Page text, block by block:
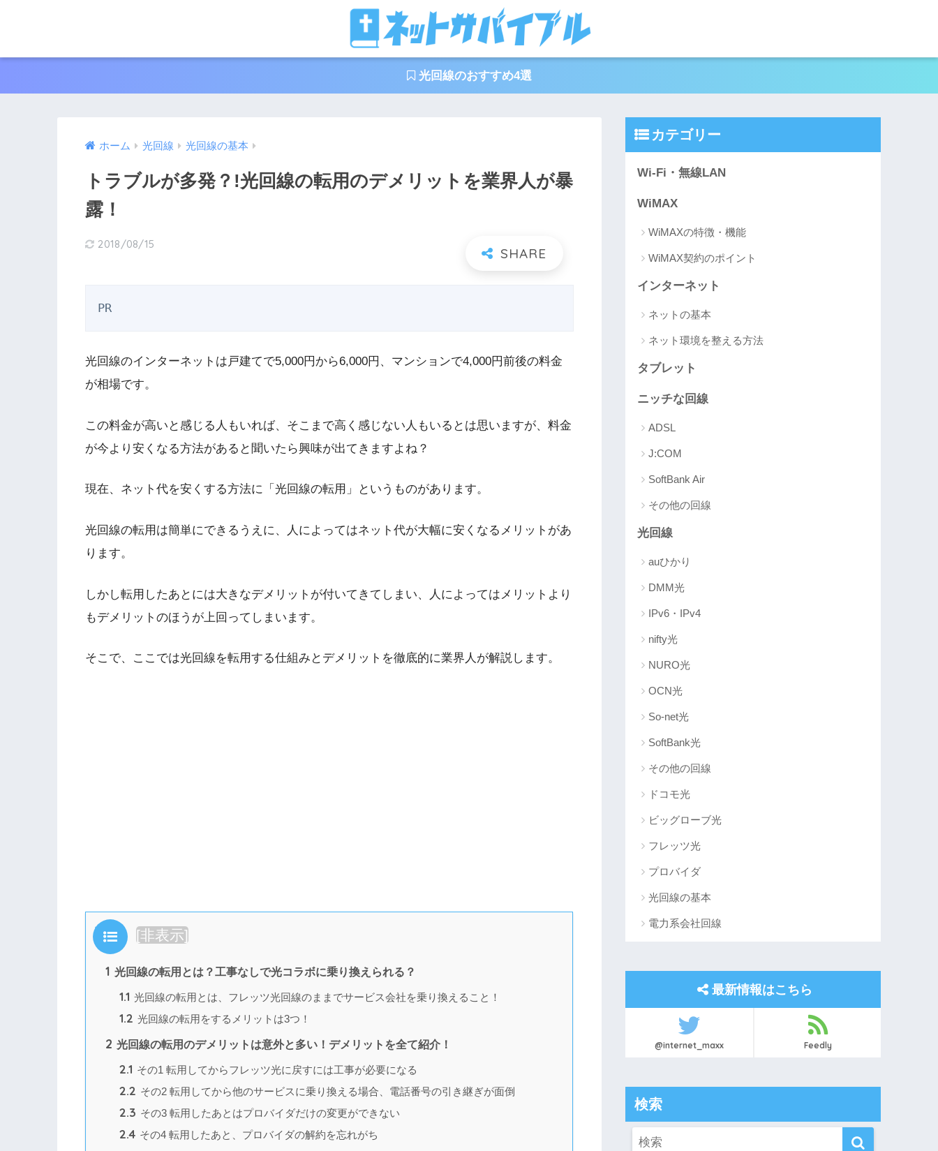
光回線のおすすめ4選
ホーム 光回線 光回線の基本
トラブルが多発？!光回線の転用のデメリットを業界人が暴
露！
2018/08/15
PR
光回線のインターネットは戸建てで5,000円から6,000円、マンションで4,000円前後の料金
が相場です。
この料金が高いと感じる人もいれば、そこまで高く感じない人もいるとは思いますが、料金
が今より安くなる方法があると聞いたら興味が出てきますよね？
現在、ネット代を安くする方法に「光回線の転用」というものがあります。
光回線の転用は簡単にできるうえに、人によってはネット代が大幅に安くなるメリットがあ
ります。
しかし転用したあとには大きなデメリットが付いてきてしまい、人によってはメリットより
もデメリットのほうが上回ってしまいます。
そこで、ここでは光回線を転用する仕組みとデメリットを徹底的に業界人が解説します。
目次 [非表示]
1 光回線の転用とは？工事なしで光コラボに乗り換えられる？
1.1 光回線の転用とは、フレッツ光回線のままでサービス会社を乗り換えること！
1.2 光回線の転用をするメリットは3つ！
2 光回線の転用のデメリットは意外と多い！デメリットを全て紹介！
2.1 その1 転用してからフレッツ光に戻すには工事が必要になる
2.2 その2 転用してから他のサービスに乗り換える場合、電話番号の引き継ぎが面倒
2.3 その3 転用したあとはプロバイダだけの変更ができない
2.4 その4 転用したあと、プロバイダの解約を忘れがち
カテゴリー
Wi-Fi・無線LAN
WiMAX
WiMAXの特徴・機能
WiMAX契約のポイント
インターネット
ネットの基本
ネット環境を整える方法
タブレット
ニッチな回線
ADSL
J:COM
SoftBank Air
その他の回線
光回線
auひかり
DMM光
IPv6・IPv4
nifty光
NURO光
OCN光
So-net光
SoftBank光
その他の回線
ドコモ光
ビッグローブ光
フレッツ光
プロバイダ
光回線の基本
電力系会社回線
最新情報はこちら
@internet_maxx Feedly
検索